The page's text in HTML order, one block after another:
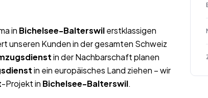
in Bichelsee-Balterswilerstklassigen
unseren Kunden in der gesamten Schweiz
in der Nachbarschaft planen
in ein europäisches Land ziehen – wir
-Projekt in Bichelsee-Balterswil.